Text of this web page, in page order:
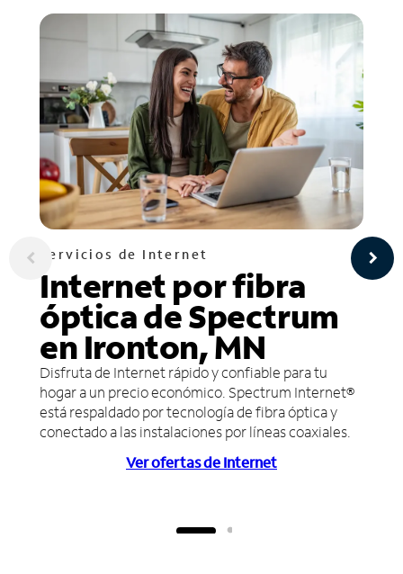
Servicios de Internet
Internet por fibra
óptica de Spectrum
en Ironton, MN
Disfruta de Internet rápido y confiable para tu
hogar a un precio económico. Spectrum Internet®
está respaldado por tecnología de fibra óptica y
conectado a las instalaciones por líneas coaxiales.
Ver ofertas de Internet